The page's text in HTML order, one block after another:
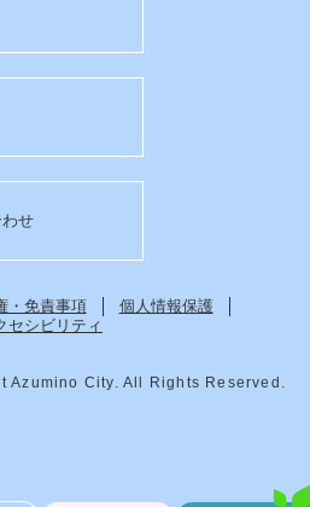
せ
・免責事項
個人情報保護
セシビリティ
Azumino City. All Rights Reserved.